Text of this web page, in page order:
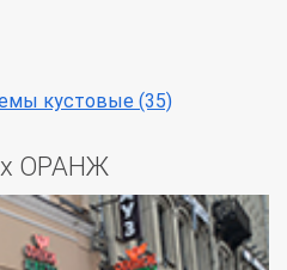
кустовые (35)
ОРАНЖ